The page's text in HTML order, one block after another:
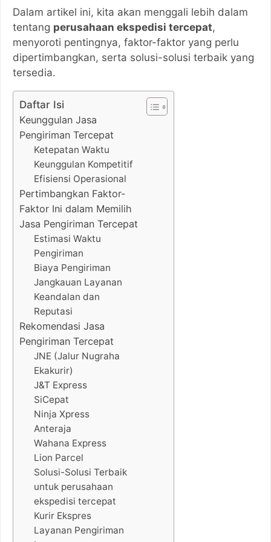
Dalam artikel ini, kita akan menggali lebih dalam
tentang perusahaan ekspedisi tercepat,
menyoroti pentingnya, faktor-faktor yang perlu
dipertimbangkan, serta solusi-solusi terbaik yang
tersedia.
Daftar Isi
Keunggulan Jasa
Pengiriman Tercepat
Ketepatan Waktu
Keunggulan Kompetitif
Efisiensi Operasional
Pertimbangkan Faktor-
Faktor Ini dalam Memilih
Jasa Pengiriman Tercepat
Estimasi Waktu
Pengiriman
Biaya Pengiriman
Jangkauan Layanan
Keandalan dan
Reputasi
Rekomendasi Jasa
Pengiriman Tercepat
JNE (Jalur Nugraha
Ekakurir)
J&T Express
SiCepat
Ninja Xpress
Anteraja
Wahana Express
Lion Parcel
Solusi-Solusi Terbaik
untuk perusahaan
ekspedisi tercepat
Kurir Ekspres
Layanan Pengiriman